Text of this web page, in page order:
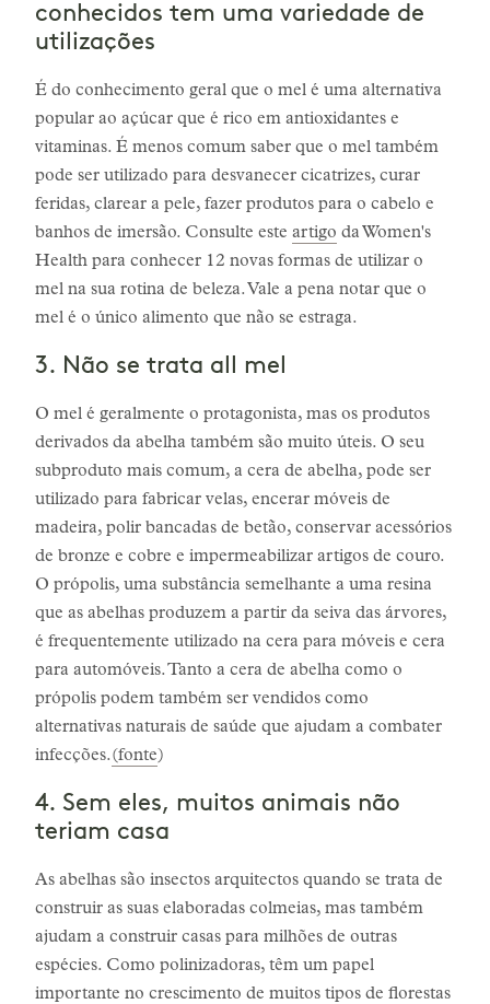
conhecidos tem uma variedade de
utilizações
É do conhecimento geral que o mel é uma alternativa
popular ao açúcar que é rico em antioxidantes e
vitaminas. É menos comum saber que o mel também
pode ser utilizado para desvanecer cicatrizes, curar
feridas, clarear a pele, fazer produtos para o cabelo e
banhos de imersão. Consulte este artigo da Women's
Health para conhecer 12 novas formas de utilizar o
mel na sua rotina de beleza. Vale a pena notar que o
mel é o único alimento que não se estraga.
3. Não se trata all mel
O mel é geralmente o protagonista, mas os produtos
derivados da abelha também são muito úteis. O seu
subproduto mais comum, a cera de abelha, pode ser
utilizado para fabricar velas, encerar móveis de
madeira, polir bancadas de betão, conservar acessórios
de bronze e cobre e impermeabilizar artigos de couro.
O própolis, uma substância semelhante a uma resina
que as abelhas produzem a partir da seiva das árvores,
é frequentemente utilizado na cera para móveis e cera
para automóveis. Tanto a cera de abelha como o
própolis podem também ser vendidos como
alternativas naturais de saúde que ajudam a combater
infecções.(fonte)
4. Sem eles, muitos animais não
teriam casa
As abelhas são insectos arquitectos quando se trata de
construir as suas elaboradas colmeias, mas também
ajudam a construir casas para milhões de outras
espécies. Como polinizadoras, têm um papel
importante no crescimento de muitos tipos de florestas